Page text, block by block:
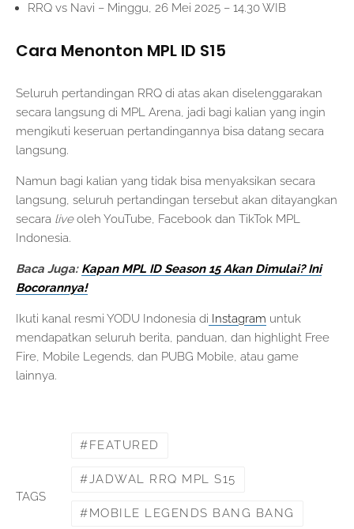
RRQ vs Navi – Minggu, 26 Mei 2025 – 14.30 WIB
Cara Menonton MPL ID S15
Seluruh pertandingan RRQ di atas akan diselenggarakan
secara langsung di MPL Arena, jadi bagi kalian yang ingin
mengikuti keseruan pertandingannya bisa datang secara
langsung.
Namun bagi kalian yang tidak bisa menyaksikan secara
langsung, seluruh pertandingan tersebut akan ditayangkan
secara liveoleh YouTube, Facebook dan TikTok MPL
Indonesia.
Baca Juga: Kapan MPL ID Season 15 Akan Dimulai? Ini
Bocorannya!
Ikuti kanal resmi YODU Indonesia di Instagram untuk
mendapatkan seluruh berita, panduan, dan highlight Free
Fire, Mobile Legends, dan PUBG Mobile, atau game
lainnya.
TAGS
FEATURED
JADWAL RRQ MPL S15
MOBILE LEGENDS BANG BANG